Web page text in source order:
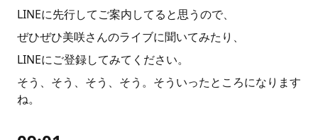
LINEに先行してご案内してると思うので、
ぜひぜひ美咲さんのライブに聞いてみたり、
LINEにご登録してみてください。
そう、そう、そう、そう。そういったところになります
ね。